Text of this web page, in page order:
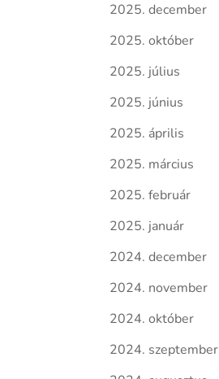
2025. december
2025. október
2025. július
2025. június
2025. április
2025. március
2025. február
2025. január
2024. december
2024. november
2024. október
2024. szeptember